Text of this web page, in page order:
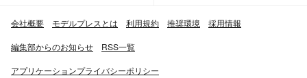
会社概要 モデルプレスとは 利用規約 推奨環境 採用情報
編集部からのお知らせ RSS一覧
アプリケーションプライバシーポリシー